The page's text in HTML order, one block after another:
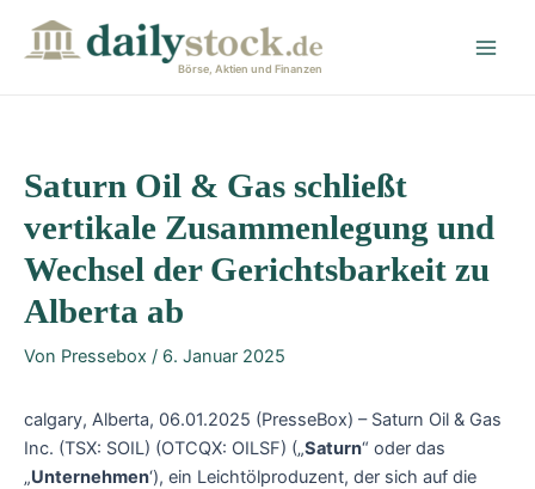
Börse, Aktien und Finanzen
Saturn Oil & Gas schließt
vertikale Zusammenlegung und
Wechsel der Gerichtsbarkeit zu
Alberta ab
Von Pressebox / 6. Januar 2025
calgary, Alberta, 06.01.2025 (PresseBox) – Saturn Oil & Gas
Inc. (TSX: SOIL) (OTCQX: OILSF) („Saturn“ oder das
„Unternehmen‘), ein Leichtölproduzent, der sich auf die